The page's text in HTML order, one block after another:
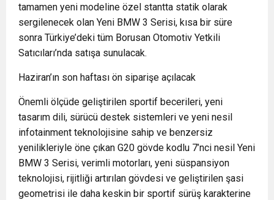
tamamen yeni modeline özel stantta statik olarak
sergilenecek olan Yeni BMW 3 Serisi, kısa bir süre
sonra Türkiye’deki tüm Borusan Otomotiv Yetkili
Satıcıları’nda satışa sunulacak.
Haziran’ın son haftası ön siparişe açılacak
Önemli ölçüde geliştirilen sportif becerileri, yeni
tasarım dili, sürücü destek sistemleri ve yeni nesil
infotainment teknolojisine sahip ve benzersiz
yenilikleriyle öne çıkan G20 gövde kodlu 7’nci nesil Yeni
BMW 3 Serisi, verimli motorları, yeni süspansiyon
teknolojisi, rijitliği artırılan gövdesi ve geliştirilen şasi
geometrisi ile daha keskin bir sportif sürüş karakterine